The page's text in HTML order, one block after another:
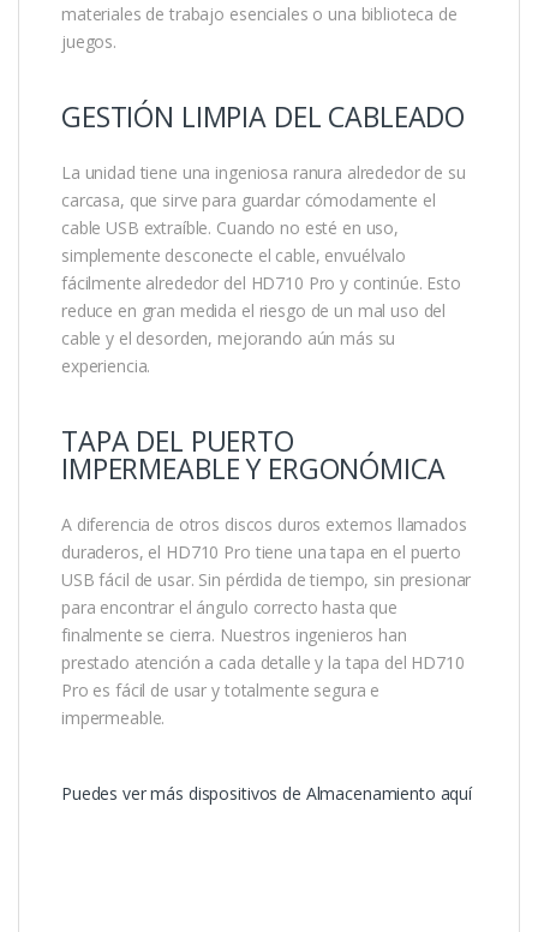
materiales de trabajo esenciales o una biblioteca de
juegos.
GESTIÓN LIMPIA DEL CABLEADO
La unidad tiene una ingeniosa ranura alrededor de su
carcasa, que sirve para guardar cómodamente el
cable USB extraíble. Cuando no esté en uso,
simplemente desconecte el cable, envuélvalo
fácilmente alrededor del HD710 Pro y continúe. Esto
reduce en gran medida el riesgo de un mal uso del
cable y el desorden, mejorando aún más su
experiencia.
TAPA DEL PUERTO
IMPERMEABLE Y ERGONÓMICA
A diferencia de otros discos duros externos llamados
duraderos, el HD710 Pro tiene una tapa en el puerto
USB fácil de usar. Sin pérdida de tiempo, sin presionar
para encontrar el ángulo correcto hasta que
finalmente se cierra. Nuestros ingenieros han
prestado atención a cada detalle y la tapa del HD710
Pro es fácil de usar y totalmente segura e
impermeable.
Puedes ver más dispositivos de Almacenamiento aquí